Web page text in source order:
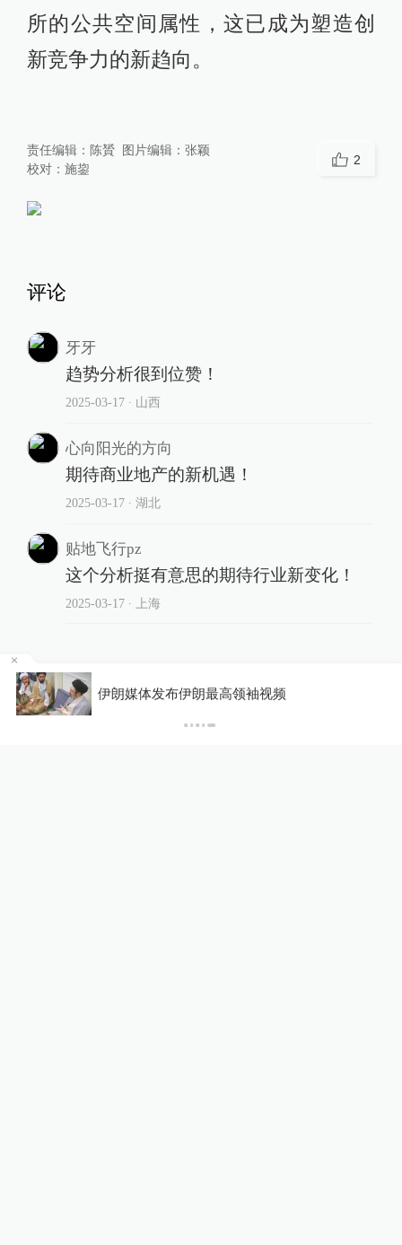
所的公共空间属性，这已成为塑造创
新竞争力的新趋向。
责任编辑： 陈贇 图片编辑： 张颖
校对： 施鋆
2
评论
牙牙
趋势分析很到位赞！
2025-03-17∙ 山西
心向阳光的方向
期待商业地产的新机遇！
2025-03-17∙ 湖北
贴地飞行pz
这个分析挺有意思的期待行业新变化！
2025-03-17∙ 上海
相关推荐
你有权知道更多
下载澎湃新闻客户端